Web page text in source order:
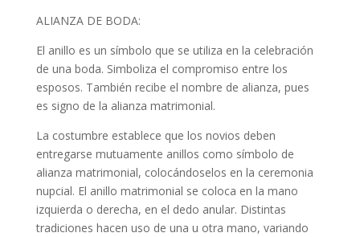
ALIANZA DE BODA:
El anillo es un símbolo que se utiliza en la celebración
de una boda. Simboliza el compromiso entre los
esposos. También recibe el nombre de alianza, pues
es signo de la alianza matrimonial.
La costumbre establece que los novios deben
entregarse mutuamente anillos como símbolo de
alianza matrimonial, colocándoselos en la ceremonia
nupcial. El anillo matrimonial se coloca en la mano
izquierda o derecha, en el dedo anular. Distintas
tradiciones hacen uso de una u otra mano, variando